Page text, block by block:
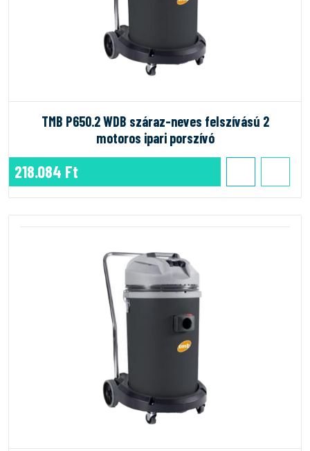
TMB P650.2 WDB száraz-neves felszívású 2
motoros ipari porszívó
218.084 Ft